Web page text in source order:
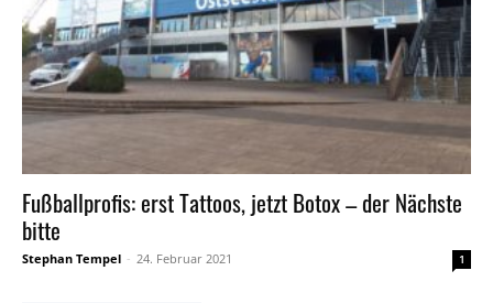
Fußballprofis: erst Tattoos, jetzt Botox – der Nächste
bitte
Stephan Tempel - 24. Februar 2021 1